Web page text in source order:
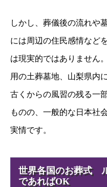
しかし、葬儀後の流れや
には周辺の住民感情など
は現実的ではありません
用の土葬墓地、山梨県内
古くからの風習の残る一
ものの、一般的な日本社
実情です。
世界各国のお葬式
であればOK